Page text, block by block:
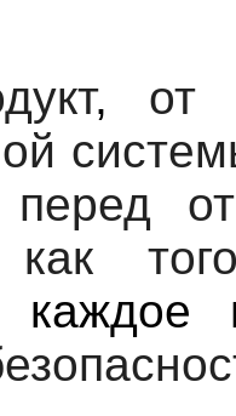
, от
перед
как
каждое